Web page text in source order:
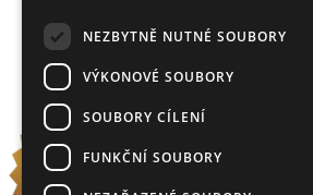
NEZBYTNĚ NUTNÉ SOUBORY
VÝKONOVÉ SOUBORY
SOUBORY CÍLENÍ
FUNKČNÍ SOUBORY